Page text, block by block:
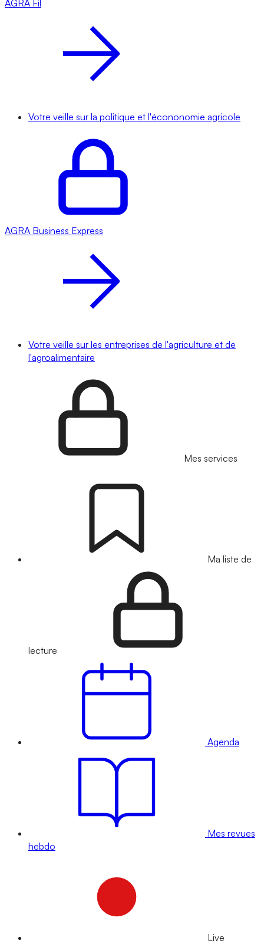
AGRA Fil
Votre veille sur la politique et l'écononomie agricole
AGRA Business Express
Votre veille sur les entreprises de l'agriculture et de
l'agroalimentaire
Mes services
Ma liste de
lecture
Agenda
Mes revues
hebdo
Live